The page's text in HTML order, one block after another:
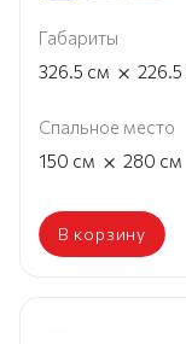
Габариты
326.5 см × 226.5
Спальное место
150 см × 280 см
В корзину